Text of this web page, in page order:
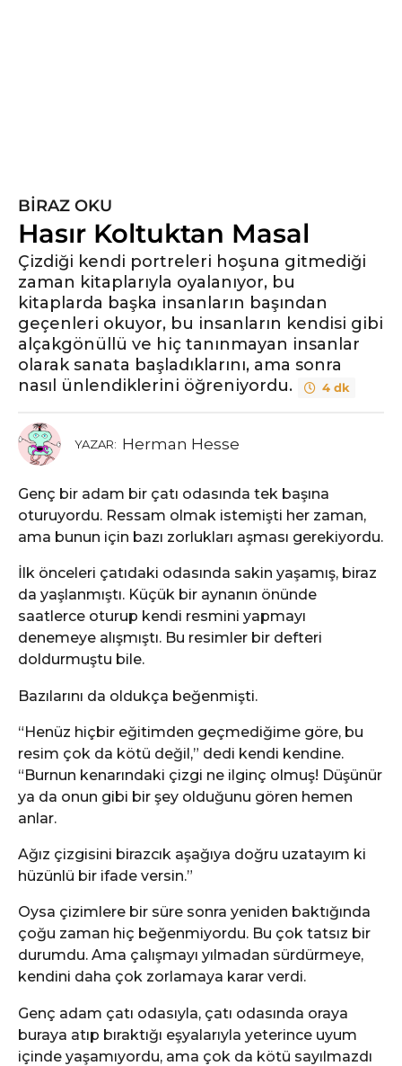
ı
l
ö
n
c
e
BIRAZ OKU
Hasır Koltuktan Masal
Çizdiği kendi portreleri hoşuna gitmediği
zaman kitaplarıyla oyalanıyor, bu
kitaplarda başka insanların başından
geçenleri okuyor, bu insanların kendisi gibi
alçakgönüllü ve hiç tanınmayan insanlar
olarak sanata başladıklarını, ama sonra
nasıl ünlendiklerini öğreniyordu.
4 dk
YAZAR: Herman Hesse
Genç bir adam bir çatı odasında tek başına
oturuyordu. Ressam olmak istemişti her zaman,
ama bunun için bazı zorlukları aşması gerekiyordu.
İlk önceleri çatıdaki odasında sakin yaşamış, biraz
da yaşlanmıştı. Küçük bir aynanın önünde
saatlerce oturup kendi resmini yapmayı
denemeye alışmıştı. Bu resimler bir defteri
doldurmuştu bile.
Bazılarını da oldukça beğenmişti.
“Henüz hiçbir eğitimden geçmediğime göre, bu
resim çok da kötü değil,” dedi kendi kendine.
“Burnun kenarındaki çizgi ne ilginç olmuş! Düşünür
ya da onun gibi bir şey olduğunu gören hemen
anlar.
Ağız çizgisini birazcık aşağıya doğru uzatayım ki
hüzünlü bir ifade versin.”
Oysa çizimlere bir süre sonra yeniden baktığında
çoğu zaman hiç beğenmiyordu. Bu çok tatsız bir
durumdu. Ama çalışmayı yılmadan sürdürmeye,
kendini daha çok zorlamaya karar verdi.
Genç adam çatı odasıyla, çatı odasında oraya
buraya atıp bıraktığı eşyalarıyla yeterince uyum
içinde yaşamıyordu, ama çok da kötü sayılmazdı